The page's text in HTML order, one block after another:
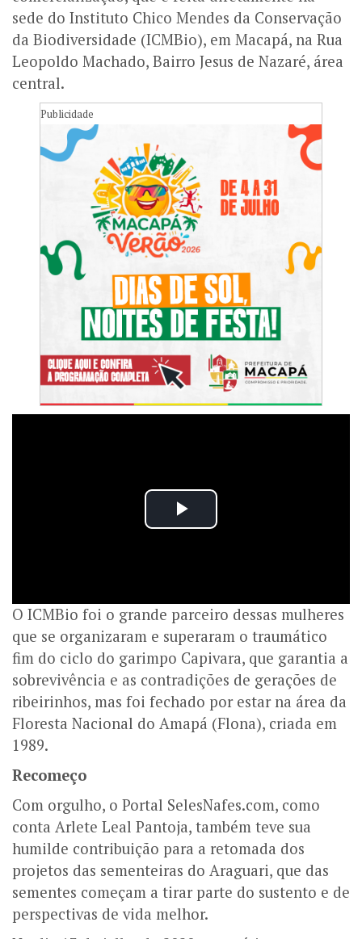
sede do Instituto Chico Mendes da Conservação
da Biodiversidade (ICMBio), em Macapá, na Rua
Leopoldo Machado, Bairro Jesus de Nazaré, área
central.
Publicidade
O ICMBio foi o grande parceiro dessas mulheres
que se organizaram e superaram o traumático
fim do ciclo do garimpo Capivara, que garantia a
sobrevivência e as contradições de gerações de
ribeirinhos, mas foi fechado por estar na área da
Floresta Nacional do Amapá (Flona), criada em
1989.
Recomeço
Com orgulho, o Portal SelesNafes.com, como
conta Arlete Leal Pantoja, também teve sua
humilde contribuição para a retomada dos
projetos das sementeiras do Araguari, que das
sementes começam a tirar parte do sustento e de
perspectivas de vida melhor.